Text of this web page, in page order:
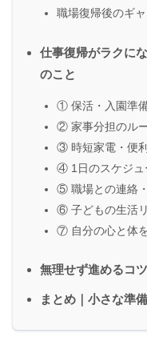
職場復帰後のギ
仕事復帰がラクに
のこと
① 保活・入園準
② 家事分担のル
③ 時短家電・便
④ 1日のスケジュ
⑤ 職場との連絡
⑥ 子どもの生活
⑦ 自分の心と体
無理せず進めるコ
まとめ｜小さな準